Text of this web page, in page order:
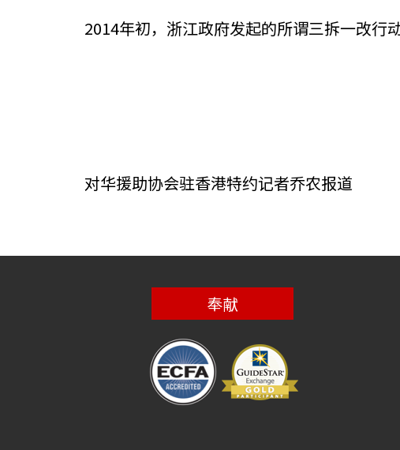
2014年初，浙江政府发起的所谓三拆一改行
对华援助协会驻香港特约记者乔农报道
奉献